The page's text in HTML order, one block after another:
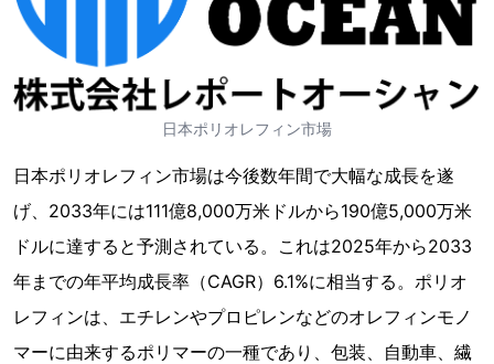
日本ポリオレフィン市場
日本ポリオレフィン市場は今後数年間で大幅な成長を遂
げ、2033年には111億8,000万米ドルから190億5,000万米
ドルに達すると予測されている。これは2025年から2033
年までの年平均成長率（CAGR）6.1%に相当する。ポリオ
レフィンは、エチレンやプロピレンなどのオレフィンモノ
マーに由来するポリマーの一種であり、包装、自動車、繊